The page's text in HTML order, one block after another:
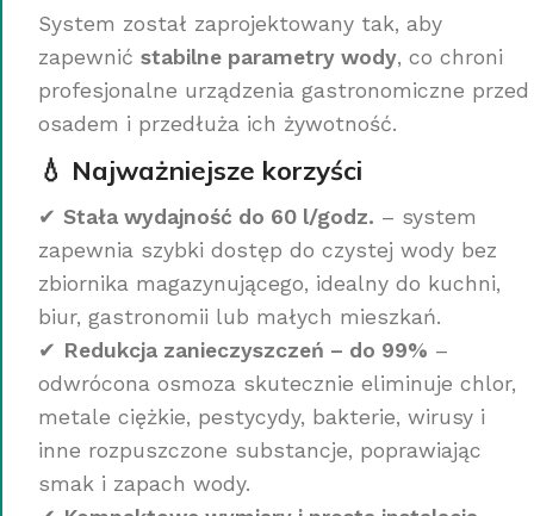
System został zaprojektowany tak, aby
zapewnić stabilne parametry wody, co chroni
profesjonalne urządzenia gastronomiczne przed
osadem i przedłuża ich żywotność.
💧 Najważniejsze korzyści
✔ Stała wydajność do 60 l/godz. – system
zapewnia szybki dostęp do czystej wody bez
zbiornika magazynującego, idealny do kuchni,
biur, gastronomii lub małych mieszkań.
✔ Redukcja zanieczyszczeń – do 99% –
odwrócona osmoza skutecznie eliminuje chlor,
metale ciężkie, pestycydy, bakterie, wirusy i
inne rozpuszczone substancje, poprawiając
smak i zapach wody.